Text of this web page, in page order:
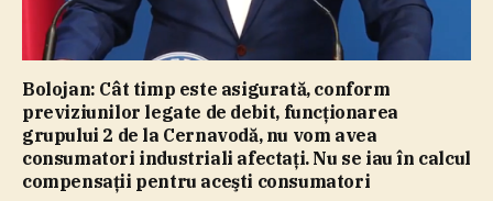
Bolojan: Cât timp este asigurată, conform
previziunilor legate de debit, funcţionarea
grupului 2 de la Cernavodă, nu vom avea
consumatori industriali afectaţi. Nu se iau în calcul
compensaţii pentru aceşti consumatori